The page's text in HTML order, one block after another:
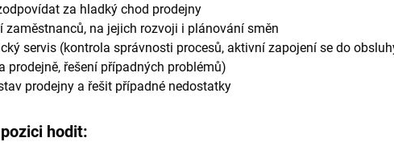
za hladký chod prodejny
zaměstnanců, na jejich rozvoji i plánování směn
servis (kontrola správnosti procesů, aktivní zapojení se do
prodejně, řešení případných problémů)
prodejny a řešit případné nedostatky
hodit: